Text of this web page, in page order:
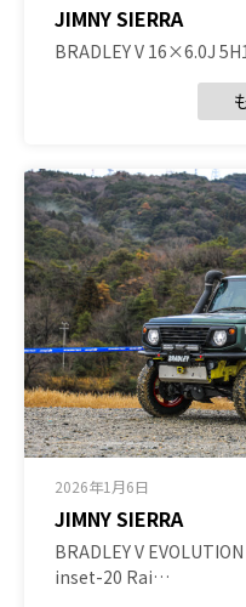
JIMNY SIERRA
BRADLEY V 16×6.0J
2026年1月6日
JIMNY SIERRA
BRADLEY V
inset-20 Rai…